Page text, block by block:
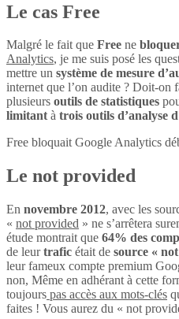
Le cas Free
Malgré le fait que Free ne
Analytics, je me suis posé les
mettre un système de mesure
internet que l’on audite ? Doit-on
plusieurs outils de statistiques
limitantà trois outils d’analyse
Free bloquait Google Analytics
Le not provided
En novembre 2012, avec les
« not provided » ne s’arrêtera
étude montrait que 64% des
de leurtrafic était de source «
leur fameux compte premium
non, Même en adhérant à cette
toujours pas accès aux mots-clés
faites ! Vous aurez du « not